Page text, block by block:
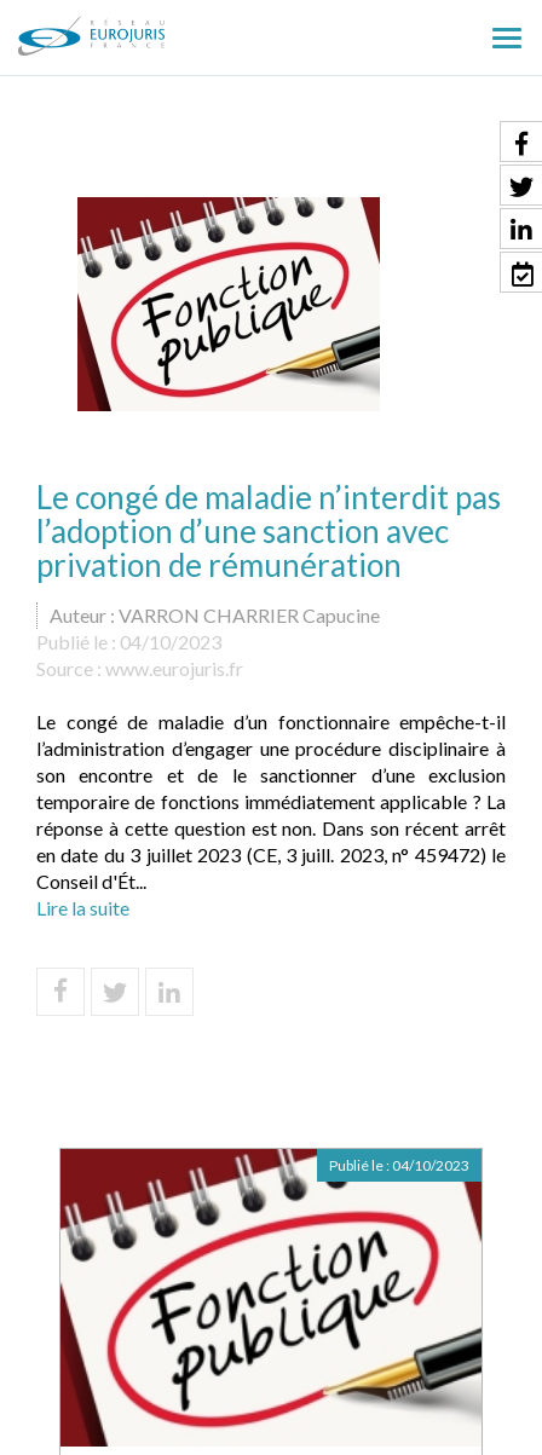
le
Le congé de maladie n’interdit pas
l’adoption d’une sanction avec
privation de rémunération
Auteur : VARRON CHARRIER Capucine
Publié le : 04/10/2023
Source : www.eurojuris.fr
Le congé de maladie d’un fonctionnaire empêche-t-il
l’administration d’engager une procédure disciplinaire à
son encontre et de le sanctionner d’une exclusion
temporaire de fonctions immédiatement applicable ? La
réponse à cette question est non. Dans son récent arrêt
en date du 3 juillet 2023 (CE, 3 juill. 2023, n° 459472) le
Conseil d'Ét...
Lire la suite
Publié le : 04/10/2023